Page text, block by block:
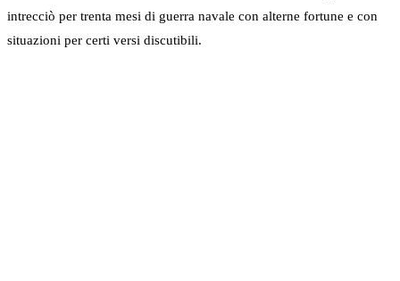
intrecciò per trenta mesi di guerra navale con alterne fortune e con
situazioni per certi versi discutibili.